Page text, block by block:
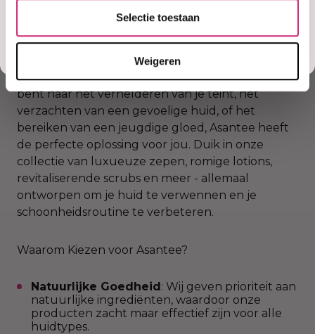
Selectie toestaan
Weigeren
Ontdek Jouw Gloed met het Assortiment van
Asantee: Verken onze diverse lijn van
huidverzorgingsessentials die zijn afgestemd op
verschillende huidproblemen. Of je nu op zoek
bent naar het verhelderen van je teint, het
verzachten van een gevoelige huid, of het
bereiken van een jeugdige gloed, Asantee heeft
de perfecte oplossing voor jou. Duik in onze
collectie van luxueuze zepen, romige lotions,
revitaliserende scrubs en meer - allemaal
ontworpen om je huid te verwennen en je
schoonheidsroutine te verbeteren.
Waarom Kiezen voor Asantee?
Natuurlijke Goedheid: Wij geven prioriteit aan
natuurlijke ingrediënten, waardoor onze
producten zacht maar effectief zijn voor alle
huidtypes.
Ja, stuur mij mijn 5% korting!
Misschien later